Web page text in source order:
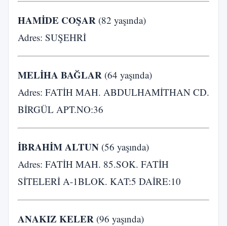
HAMİDE COŞAR (82 yaşında)
Adres: SUŞEHRİ
MELİHA BAĞLAR (64 yaşında)
Adres: FATİH MAH. ABDULHAMİTHAN CD.
BİRGÜL APT.NO:36
İBRAHİM ALTUN (56 yaşında)
Adres: FATİH MAH. 85.SOK. FATİH
SİTELERİ A-1BLOK. KAT:5 DAİRE:10
ANAKIZ KELER (96 yaşında)